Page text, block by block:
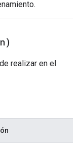
realizar en el